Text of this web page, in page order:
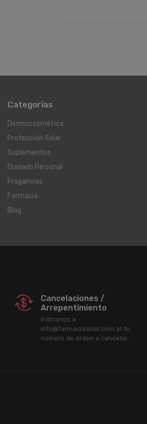
Categorías
Dermocosmética
Protección Solar
Suplementos
Cuidado Personal
Fragancias
Farmacia
Blog
Cancelaciones /
Arrepentimiento
Indicanos a
info@farmacialeloir.com.ar tu
número de órden a cancelar.